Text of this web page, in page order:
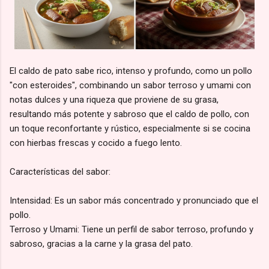
El caldo de pato sabe rico, intenso y profundo, como un pollo
"con esteroides", combinando un sabor terroso y umami con
notas dulces y una riqueza que proviene de su grasa,
resultando más potente y sabroso que el caldo de pollo, con
un toque reconfortante y rústico, especialmente si se cocina
con hierbas frescas y cocido a fuego lento.
Características del sabor:
Intensidad: Es un sabor más concentrado y pronunciado que el
pollo.
Terroso y Umami: Tiene un perfil de sabor terroso, profundo y
sabroso, gracias a la carne y la grasa del pato.